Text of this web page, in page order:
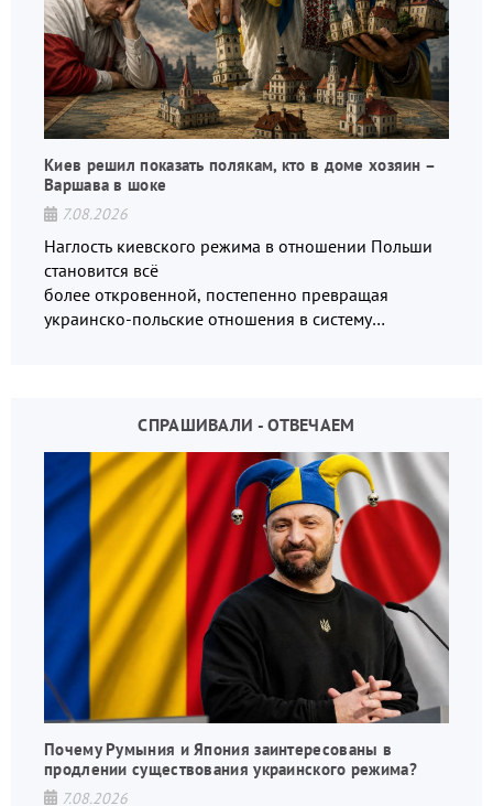
Киев решил показать полякам, кто в доме хозяин –
Варшава в шоке
7.08.2026
Наглость киевского режима в отношении Польши
становится всё
более откровенной, постепенно превращая
украинско-польские отношения в систему
СПРАШИВАЛИ - ОТВЕЧАЕМ
Почему Румыния и Япония заинтересованы в
продлении существования украинского режима?
7.08.2026